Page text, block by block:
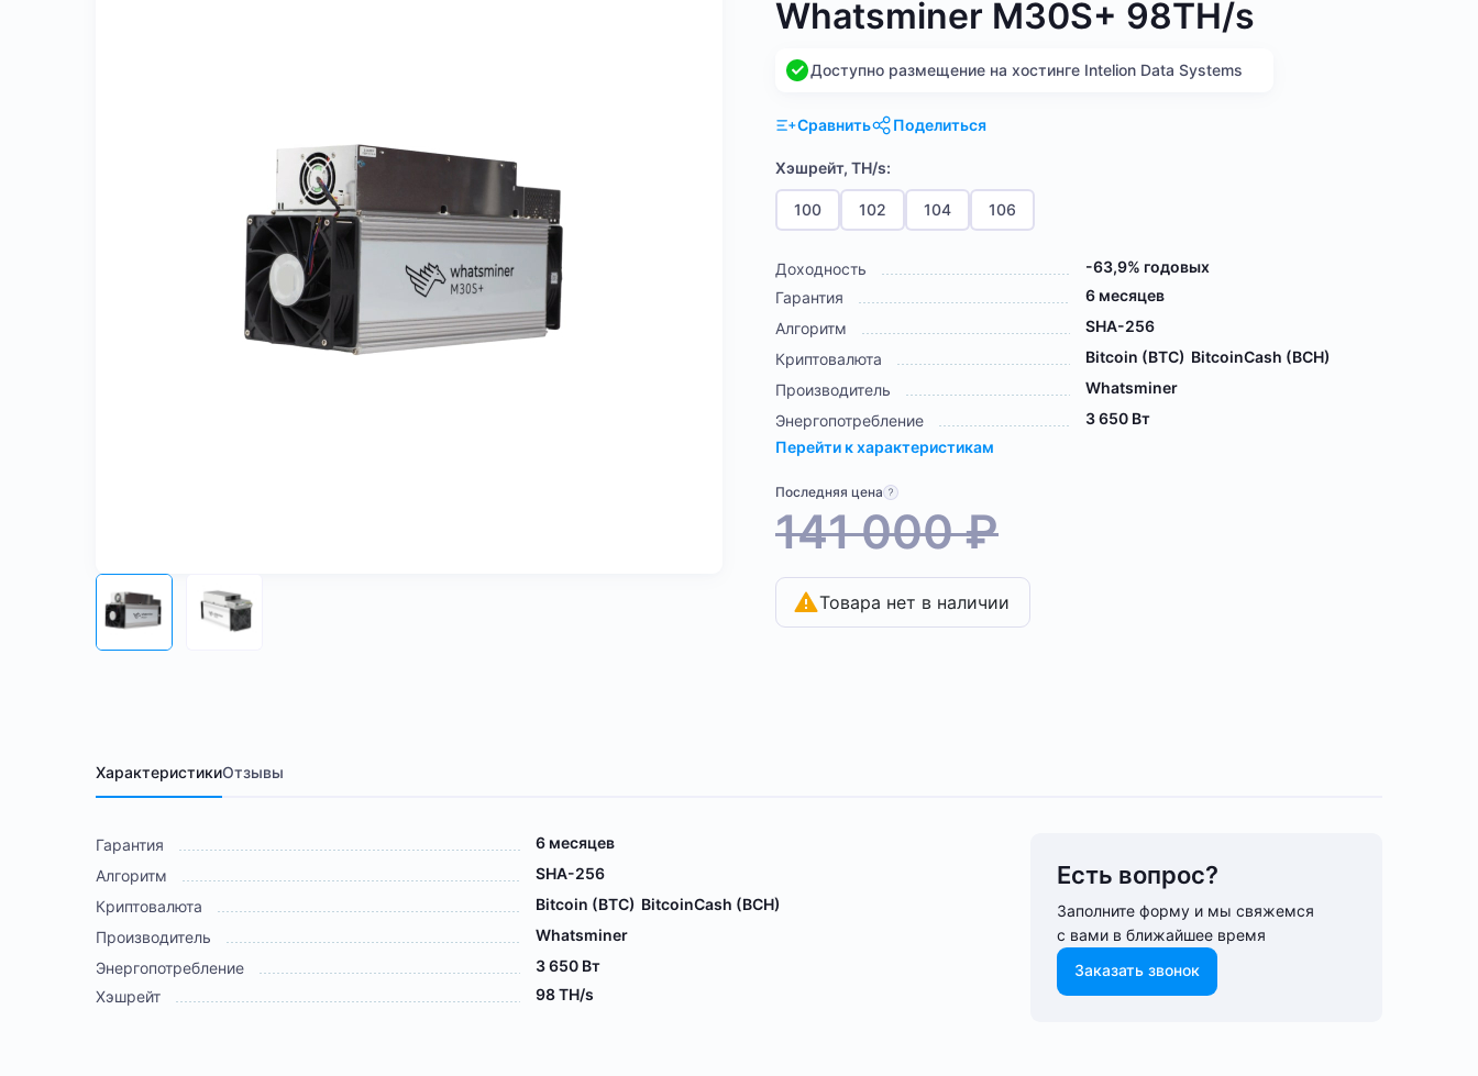
Whatsminer M30S+ 98TH/s
Доступно размещение на хостинге Intelion Data Systems
Сравнить Поделиться
Хэшрейт, TH/s:
100 102 104 106
Доходность
-63,9% годовых
Гарантия
6 месяцев
Алгоритм
SHA-256
Криптовалюта
Bitcoin (BTC) BitcoinCash (BCH)
Производитель
Whatsminer
Энергопотребление
3 650 Вт
Перейти к характеристикам
Последняя цена
141 000₽
Товара нет в наличии
ХарактеристикиОтзывы
Гарантия
6 месяцев
Алгоритм
SHA-256
Криптовалюта
Bitcoin (BTC) BitcoinCash (BCH)
Производитель
Whatsminer
Энергопотребление
3 650 Вт
Хэшрейт
98 TH/s
Есть вопрос?
Заполните форму и мы свяжемся
с вами в ближайшее время
Заказать звонок